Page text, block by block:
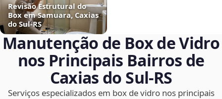
Revisão Estrutural do
Box em Samuara, Caxias
do Sul‑RS
Manutenção de Box de Vidro
nos Principais Bairros de
Caxias do Sul‑RS
Serviços especializados em box de vidro nos principais